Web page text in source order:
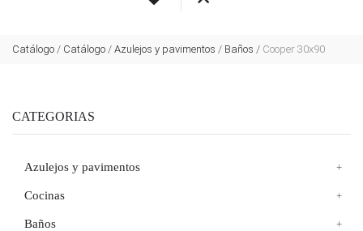
Catálogo / Catálogo / Azulejos y pavimentos / Baños / Cooper 30x90
CATEGORIAS
Azulejos y pavimentos
Cocinas
Baños